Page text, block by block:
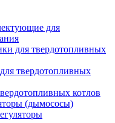
для
для твердотопливных
твердотопливных
котлов
(дымососы)